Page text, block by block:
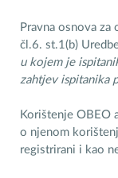
Pravna osnova za
čl.6. st.1(b)
u kojem je
zahtjev ispitanika
Korištenje OBEO
o njenom
registrirani i kao